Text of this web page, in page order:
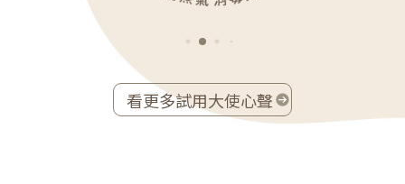
看更多試用大使心聲